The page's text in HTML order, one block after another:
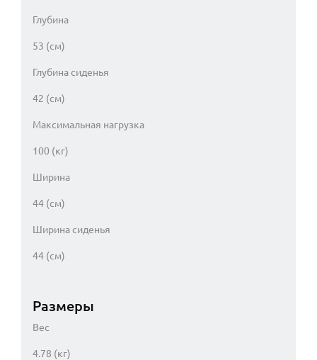
Глубина
53 (см)
Глубина сиденья
42 (см)
Максимальная нагрузка
100 (кг)
Ширина
44 (см)
Ширина сиденья
44 (см)
Размеры
Вес
4.78 (кг)